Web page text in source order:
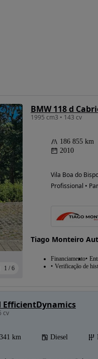
de
1 / 6
BMW 118 d
1995 cm3 • 143 cv
186 855 km
2010
Vila Boa do
Profissional •
Tiago Monteiro
Financiamento
Verificação de
EfficientDynamics
cv
km Diesel